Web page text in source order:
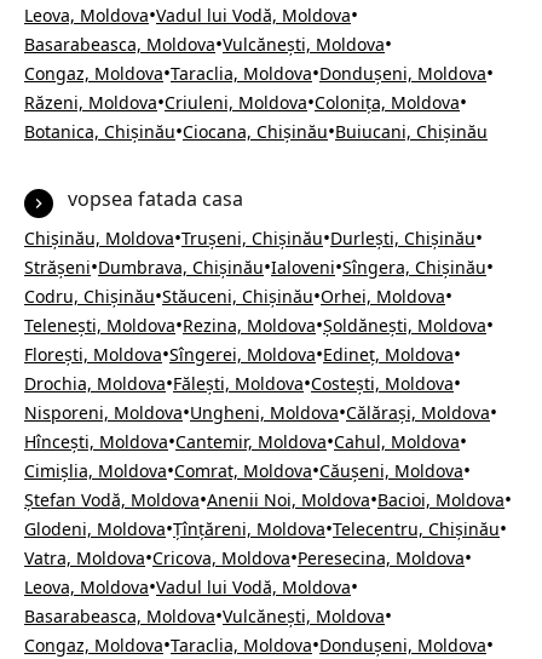
Leova, Moldova•Vadul lui Vodă, Moldova•
Basarabeasca, Moldova•Vulcănești, Moldova•
Congaz, Moldova•Taraclia, Moldova•Dondușeni, Moldova•
Răzeni, Moldova•Criuleni, Moldova•Colonița, Moldova•
Botanica, Chișinău•Ciocana, Chișinău•Buiucani, Chișinău
vopsea fatada casa
Chișinău, Moldova•Trușeni, Chișinău•Durlești, Chișinău•
Strășeni•Dumbrava, Chișinău•Ialoveni•Sîngera, Chișinău•
Codru, Chișinău•Stăuceni, Chișinău•Orhei, Moldova•
Telenești, Moldova•Rezina, Moldova•Șoldănești, Moldova•
Florești, Moldova•Sîngerei, Moldova•Edineț, Moldova•
Drochia, Moldova•Fălești, Moldova•Costești, Moldova•
Nisporeni, Moldova•Ungheni, Moldova•Călărași, Moldova•
Hîncești, Moldova•Cantemir, Moldova•Cahul, Moldova•
Cimișlia, Moldova•Comrat, Moldova•Căușeni, Moldova•
Ștefan Vodă, Moldova•Anenii Noi, Moldova•Bacioi, Moldova•
Glodeni, Moldova•Țînțăreni, Moldova•Telecentru, Chișinău•
Vatra, Moldova•Cricova, Moldova•Peresecina, Moldova•
Leova, Moldova•Vadul lui Vodă, Moldova•
Basarabeasca, Moldova•Vulcănești, Moldova•
Congaz, Moldova•Taraclia, Moldova•Dondușeni, Moldova•